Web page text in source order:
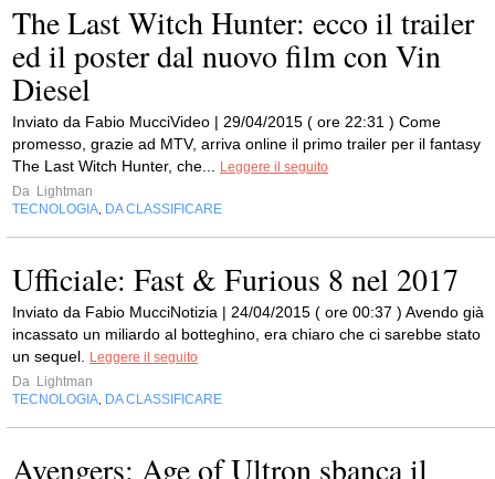
The Last Witch Hunter: ecco il trailer
ed il poster dal nuovo film con Vin
Diesel
Inviato da Fabio MucciVideo | 29/04/2015 ( ore 22:31 ) Come
promesso, grazie ad MTV, arriva online il primo trailer per il fantasy
The Last Witch Hunter, che...
Leggere il seguito
Da Lightman
TECNOLOGIA DA CLASSIFICARE
Ufficiale: Fast & Furious 8 nel 2017
Inviato da Fabio MucciNotizia | 24/04/2015 ( ore 00:37 ) Avendo già
incassato un miliardo al botteghino, era chiaro che ci sarebbe stato
un sequel.
Leggere il seguito
Da Lightman
TECNOLOGIA DA CLASSIFICARE
Avengers: Age of Ultron sbanca il